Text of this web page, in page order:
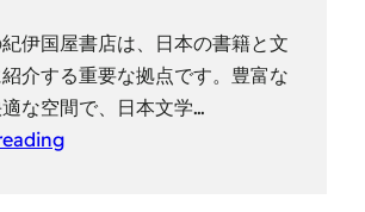
伊国屋書店は、日本の書籍と文
介する重要な拠点です。豊富な
な空間で、日本文学…